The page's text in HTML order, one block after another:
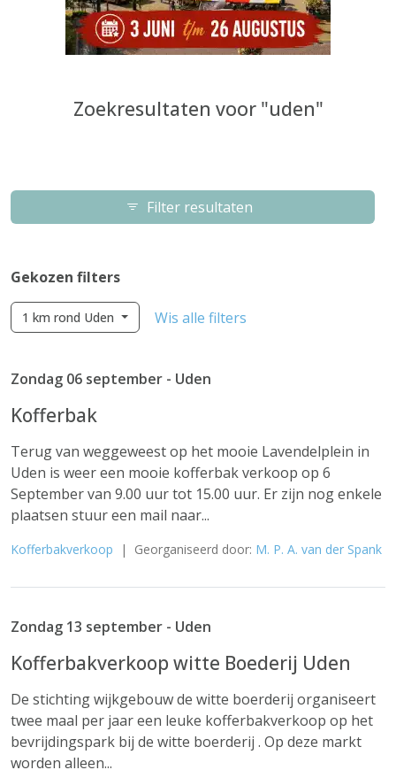
Zoekresultaten voor "uden"
Filter resultaten
Gekozen filters
1 km rond Uden Wis alle filters
Zondag 06 september - Uden
Kofferbak
Terug van weggeweest op het mooie Lavendelplein in
Uden is weer een mooie kofferbak verkoop op 6
September van 9.00 uur tot 15.00 uur. Er zijn nog enkele
plaatsen stuur een mail naar...
Kofferbakverkoop | Georganiseerd door: M. P. A. van der Spank
Zondag 13 september - Uden
Kofferbakverkoop witte Boederij Uden
De stichting wijkgebouw de witte boerderij organiseert
twee maal per jaar een leuke kofferbakverkoop op het
bevrijdingspark bij de witte boerderij . Op deze markt
worden alleen...